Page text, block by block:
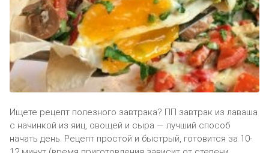
Ищете рецепт полезного завтрака? ПП завтрак из лаваша
с начинкой из яиц, овощей и сыра — лучший способ
начать день. Рецепт простой и быстрый, готовится за 10-